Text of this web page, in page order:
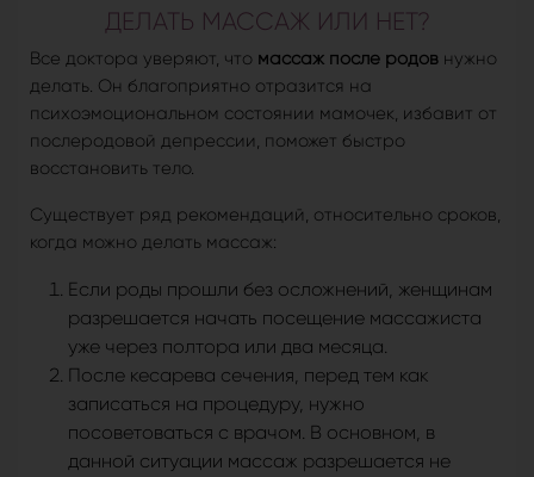
ДЕЛАТЬ МАССАЖ ИЛИ НЕТ?
Все доктора уверяют, что массаж после родов нужно
делать. Он благоприятно отразится на
психоэмоциональном состоянии мамочек, избавит от
послеродовой депрессии, поможет быстро
восстановить тело.
Существует ряд рекомендаций, относительно сроков,
когда можно делать массаж:
Если роды прошли без осложнений, женщинам
разрешается начать посещение массажиста
уже через полтора или два месяца.
После кесарева сечения, перед тем как
записаться на процедуру, нужно
посоветоваться с врачом. В основном, в
данной ситуации массаж разрешается не